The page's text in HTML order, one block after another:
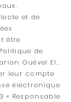
et de
être
de
Guével EI..
leur compte
électronique
« Responsable